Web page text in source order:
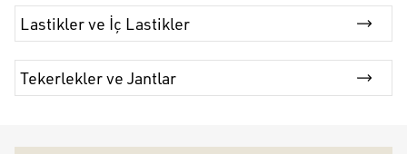
Lastikler ve İç Lastikler
Tekerlekler ve Jantlar